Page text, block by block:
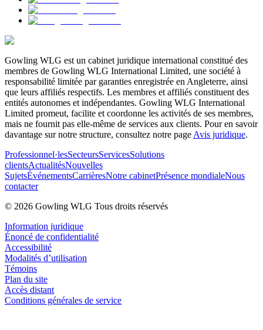
Gowling WLG est un cabinet juridique international constitué des
membres de Gowling WLG International Limited, une société à
responsabilité limitée par garanties enregistrée en Angleterre, ainsi
que leurs affiliés respectifs. Les membres et affiliés constituent des
entités autonomes et indépendantes. Gowling WLG International
Limited promeut, facilite et coordonne les activités de ses membres,
mais ne fournit pas elle-même de services aux clients. Pour en savoir
davantage sur notre structure, consultez notre page Avis juridique.
Professionnel·lesSecteursServicesSolutions
clientsActualitésNouvelles
SujetsÉvénementsCarrièresNotre cabinetPrésence mondialeNous
contacter
© 2026 Gowling WLG Tous droits réservés
Information juridique
Énoncé de confidentialité
Accessibilité
Modalités d’utilisation
Témoins
Plan du site
Accès distant
Conditions générales de service